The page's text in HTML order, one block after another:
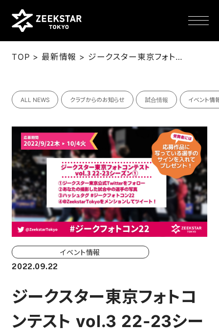
NEWS
TEAM
SCHEDULE
TICKET
ホーム戦一覧
会場（座席・価格表）
チケット購入方法
各座席について
観戦ガイド
TOP > 最新情報 > ジークスター東京フォトコンテスト vol.3 22-23シーズン① 開催！
イベント情報
2022.09.22
ジークスター東京フォトコ
ンテスト vol.3 22-23シー
ALL NEWS クラブからのお知らせ 試合情報 イベント情